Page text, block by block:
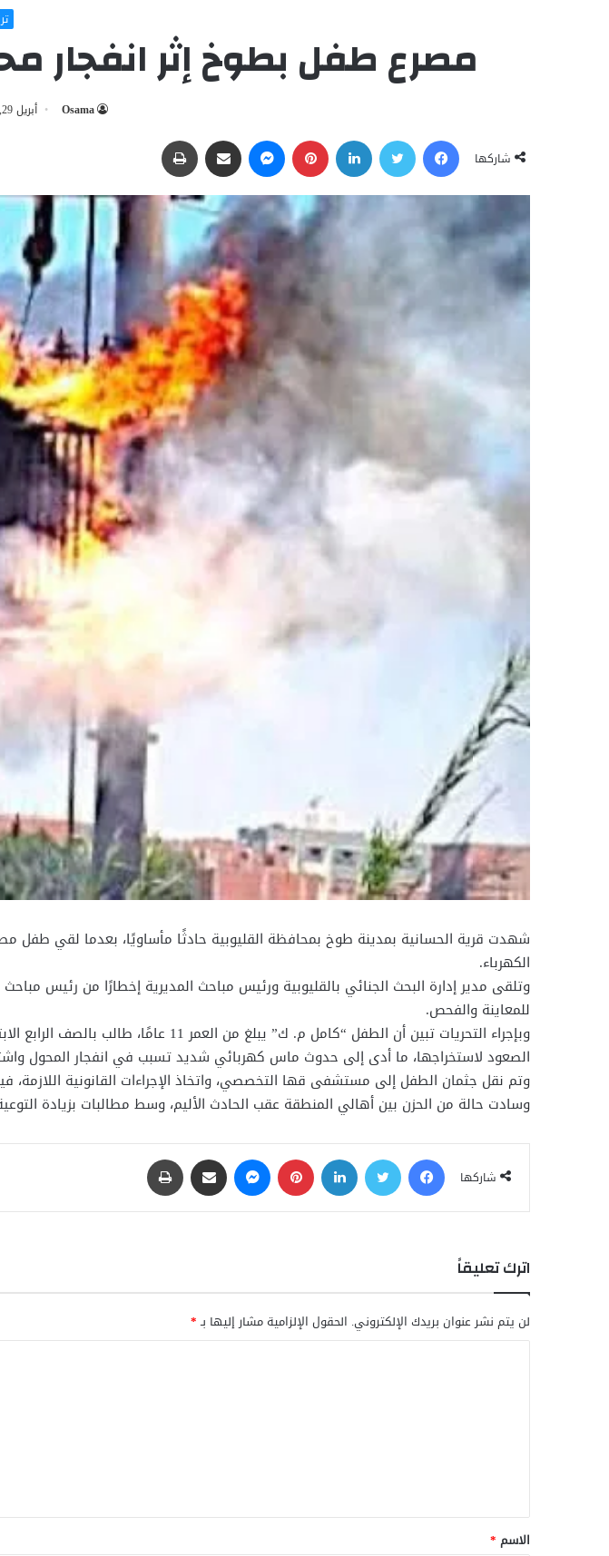
مصرع طفل بطوخ إثر انفجار
Osama أبريل 29, 2026 3:37 م
شاركها
شهدت قرية الحسانية بمدينة طوخ بمحافظة القليوبية حادثًا مأساويًا، بعدما لقي طفل
الكهرباء.
وتلقى مدير إدارة البحث الجنائي بالقليوبية ورئيس مباحث المديرية إخطارًا من رئيس
للمعاينة والفحص.
وبإجراء التحريات تبين أن الطفل “كامل م.
الصعود لاستخراجها، ما أدى إلى حدوث ماس كهربائي شديد تسبب في انفجار المحول
وتم نقل جثمان الطفل إلى مستشفى قها التخصصي، واتخاذ الإجراءات القانونية
وسادت حالة من الحزن بين أهالي المنطقة عقب الحادث الأليم، وسط مطالبات بزيادة
شاركها
اترك تعليقاً
لن يتم نشر عنوان بريدك الإلكتروني. الحقول الإلزامية مشار إليها بـ*
ق
*
الاسم *